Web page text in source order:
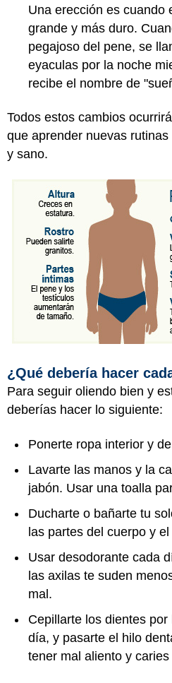
Una erección es cuando
grande y más duro.
pegajoso del pene, se
eyaculas por la noche
recibe el nombre de
Todos estos cambios
que aprender nuevas
y sano.
¿Qué debería hacer
Para seguir oliendo bien y
deberías hacer lo siguiente:
Ponerte ropa interior y
Lavarte las manos y la
jabón. Usar una toalla
Ducharte o bañarte tu
las partes del cuerpo y el
Usar desodorante cada
las axilas te suden
mal.
Cepillarte los dientes
día, y pasarte el hilo
tener mal aliento y